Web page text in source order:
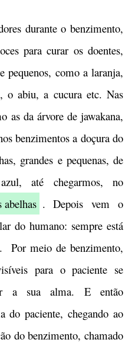
durante o benzimento,
para curar os doentes,
pequenos, como a laranja,
o abiu, a cucura etc. Nas
as da árvore de jawakana,
benzimentos a doçura do
grandes e pequenas, de
até chegarmos, no
abelhas . Depois vem o
do humano: sempre está
Por meio de benzimento,
para o paciente se
a sua alma. E então
do paciente, chegando ao
do benzimento, chamado